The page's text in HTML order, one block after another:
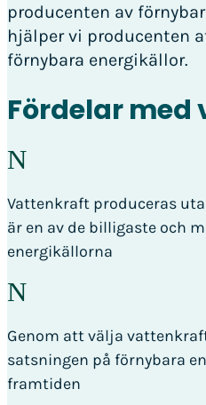
producenten av
hjälper vi producenten
förnybara energikällor.
Fördelar
N
Vattenkraft produceras
är en av de billigaste och
energikällorna
N
Genom att välja
satsningen på förnybara
framtiden